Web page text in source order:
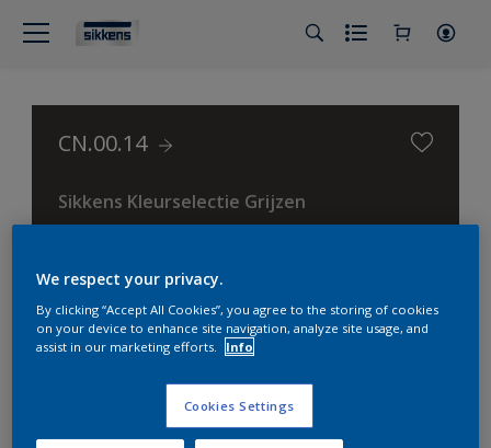
CN.00.14
Sikkens Kleurselectie Grijzen
We respect your privacy.
By clicking “Accept All Cookies”, you agree to the storing of cookies
on your device to enhance site navigation, analyze site usage, and
assist in our marketing efforts.
Info
Cookies Settings